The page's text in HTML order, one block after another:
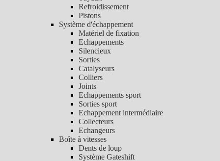
Refroidissement
Pistons
Système d'échappement
Matériel de fixation
Echappements
Silencieux
Sorties
Catalyseurs
Colliers
Joints
Echappements sport
Sorties sport
Echappement intermédiaire
Collecteurs
Echangeurs
Boîte à vitesses
Dents de loup
Système Gateshift